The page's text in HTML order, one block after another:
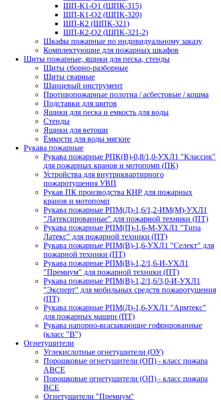
ШП-К1-О1 (ШПК-315)
ШП-К1-О2 (ШПК-320)
ШП-К2 (ШПК-321)
ШП-К2-О2 (ШПК-321-2)
Шкафы пожарные по индивидуальному заказу
Комплектующие для пожарных шкафов
Щиты пожарные, ящики для песка, стенды
Щиты сборно-разборные
Щиты сварные
Шанцевый инструмент
Противопожарные полотна / асбестовые / кошма
Подставки для щитов
Ящики для песка и емкость для воды
Стенды
Ящики для ветоши
Ёмкости для воды мягкие
Рукава пожарные
Рукава пожарные РПК(В)-0,8/1,0-УХЛ1 "Классик"
для пожарных кранов и мотопомп (ПК)
Устройства для внутриквартирного
пожаротушения УВП
Рукав ПК производства КНР для пожарных
кранов и мотопомп
Рукава пожарные РПМ(Д)-1,6/1,2-ИМ(M)-УХЛ1
"Латексированные" для пожарной техники (ПТ)
Рукава пожарные РПМ(П)-1,6-М-УХЛ1 "Типа
Латекс" для пожарной техники (ПТ)
Рукава пожарные РПМ(В)-1,6-УХЛ1 "Селект" для
пожарной техники (ПТ)
Рукава пожарные РПМ(В)-1,2/1,6-И-УХЛ1
"Премиум" для пожарной техники (ПТ)
Рукава пожарные РПМ(В)-1,2/1,6/3,0-И-УХЛ1
"Эксперт" для мобильных средств пожаротушения
(ПТ)
Рукава пожарные РПМ(Д)-1,6-УХЛ1 "Армтекс"
для пожарных машин (ПТ)
Рукава напорно-всасывающие гофрированные
(класс "В")
Огнетушители
Углекислотные огнетушители (ОУ)
Порошковые огнетушители (ОП) - класс пожара
АВСЕ
Порошковые огнетушители (ОП) - класс пожара
ВСЕ
Огнетушители "Премиум"